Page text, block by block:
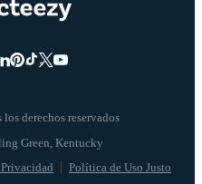
derechos reservados
Política de Uso Justo